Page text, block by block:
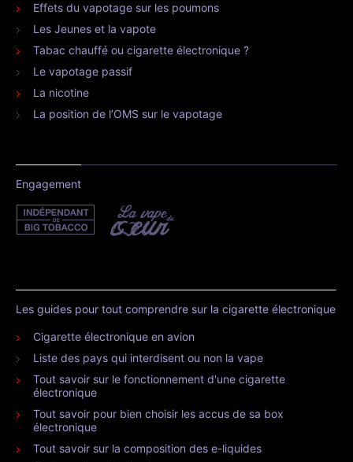
Effets du vapotage sur les poumons
Les Jeunes et la vapote
Tabac chauffé ou cigarette électronique ?
Le vapotage passif
La nicotine
La position de l’OMS sur le vapotage
Engagement
Les guides pour tout comprendre sur la cigarette électronique
Cigarette électronique en avion
Liste des pays qui interdisent ou non la vape
Tout savoir sur le fonctionnement d'une cigarette
électronique
Tout savoir pour bien choisir les accus de sa box
électronique
Tout savoir sur la composition des e-liquides